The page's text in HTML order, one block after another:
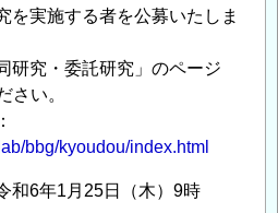
を実施する者を公募いたしま
研究・委託研究」のページ
さい。
bbg/kyoudou/index.html
年1月25日（木）9時